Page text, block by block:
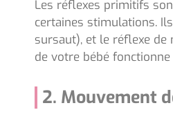
Les réflexes primitifs
certaines stimulations.
sursaut), et le réflexe de
de votre bébé
2. Mouvement